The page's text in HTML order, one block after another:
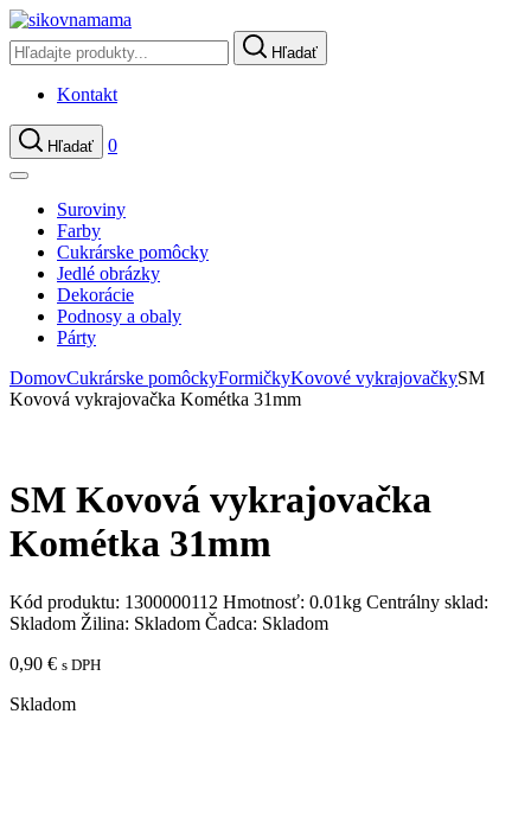
Hľadať
Kontakt
Hľadať 0
Suroviny
Farby
Cukrárske pomôcky
Jedlé obrázky
Dekorácie
Podnosy a obaly
Párty
DomovCukrárske pomôckyFormičkyKovové vykrajovačkySM
Kovová vykrajovačka Kométka 31mm
SM Kovová vykrajovačka
Kométka 31mm
Kód produktu: 1300000112 Hmotnosť: 0.01kg Centrálny sklad:
Skladom Žilina: Skladom Čadca: Skladom
0,90 € s DPH
Skladom